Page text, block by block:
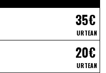
35€
URTEAN
20€
URTEAN